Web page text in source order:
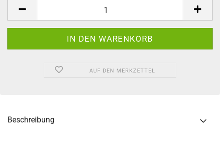
AUF DEN MERKZETTEL
Beschreibung